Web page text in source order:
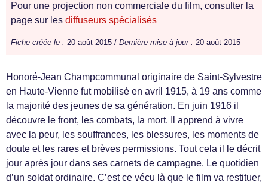
Pour une projection non commerciale du film, consulter la
page sur les diffuseurs spécialisés
Fiche créée le : 20 août 2015 / Dernière mise à jour : 20 août 2015
Honoré-Jean Champcommunal originaire de Saint-Sylvestre
en Haute-Vienne fut mobilisé en avril 1915, à 19 ans comme
la majorité des jeunes de sa génération. En juin 1916 il
découvre le front, les combats, la mort. Il apprend à vivre
avec la peur, les souffrances, les blessures, les moments de
doute et les rares et brèves permissions. Tout cela il le décrit
jour après jour dans ses carnets de campagne. Le quotidien
d’un soldat ordinaire. C’est ce vécu là que le film va restituer,